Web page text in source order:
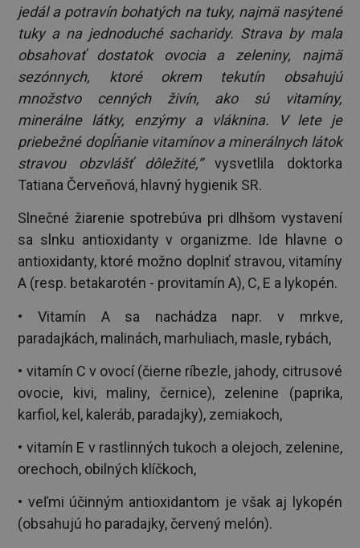
jedál a potravín bohatých na tuky, najmä nasýtené
tuky a na jednoduché sacharidy. Strava by mala
obsahovať dostatok ovocia a zeleniny, najmä
sezónnych, ktoré okrem tekutín obsahujú
množstvo cenných živín, ako sú vitamíny,
minerálne látky, enzýmy a vláknina. V lete je
priebežné dopĺňanie vitamínov a minerálnych látok
stravou obzvlášť dôležité,”vysvetlila doktorka
Tatiana Červeňová, hlavný hygienik SR.
Slnečné žiarenie spotrebúva pri dlhšom vystavení
sa slnku antioxidanty v organizme. Ide hlavne o
antioxidanty, ktoré možno doplniť stravou, vitamíny
A (resp. betakarotén - provitamín A), C, E a lykopén.
• Vitamín A sa nachádza napr. v mrkve,
paradajkách, malinách, marhuliach, masle, rybách,
• vitamín C v ovocí (čierne ríbezle, jahody, citrusové
ovocie, kivi, maliny, černice), zelenine (paprika,
karfiol, kel, kaleráb, paradajky), zemiakoch,
• vitamín E v rastlinných tukoch a olejoch, zelenine,
orechoch, obilných klíčkoch,
• veľmi účinným antioxidantom je však aj lykopén
(obsahujú ho paradajky, červený melón).